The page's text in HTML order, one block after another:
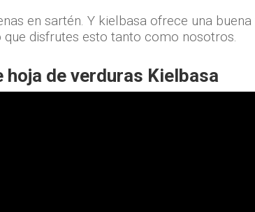
en sartén. Y kielbasa ofrece una
disfrutes esto tanto como nosotros.
hoja de verduras Kielbasa